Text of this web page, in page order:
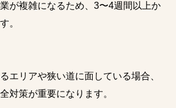
が複雑になるため、3〜4週間以上か
。
エリアや狭い道に面している場合、
対策が重要になります。